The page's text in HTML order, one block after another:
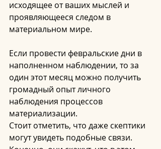
исходящее от ваших мыслей и
проявляющееся следом в
материальном мире.
Если провести февральские дни в
наполненном наблюдении, то за
один этот месяц можно получить
громадный опыт личного
наблюдения процессов
материализации.
Стоит отметить, что даже скептики
могут увидеть подобные связи.